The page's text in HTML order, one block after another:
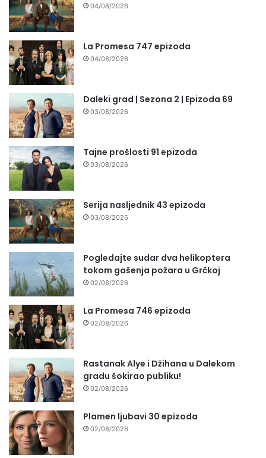
04/08/2026
La Promesa 747 epizoda
04/08/2026
Daleki grad | Sezona 2 | Epizoda 69
03/08/2026
Tajne prošlosti 91 epizoda
03/08/2026
Serija nasljednik 43 epizoda
03/08/2026
Pogledajte sudar dva helikoptera
tokom gašenja požara u Grčkoj
02/08/2026
La Promesa 746 epizoda
02/08/2026
Rastanak Alye i Džihana u Dalekom
gradu šokirao publiku!
02/08/2026
Plamen ljubavi 30 epizoda
02/08/2026